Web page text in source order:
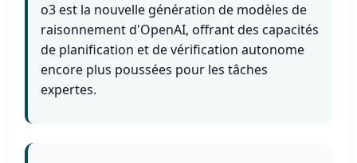
o3 est la nouvelle génération de modèles de
raisonnement d'OpenAI, offrant des capacités
de planification et de vérification autonome
encore plus poussées pour les tâches
expertes.